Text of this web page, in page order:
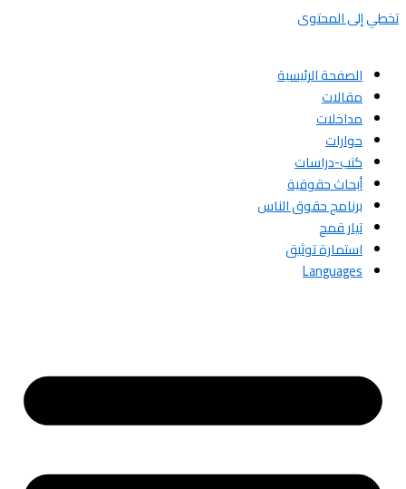
تخطي إلى المحتوى
الصفحة الرئيسية
مقالات
مداخلات
حوارات
كتب-دراسات
أبحاث حقوقية
برنامج حقوق الناس
تيار قمح
استمارة توثيق
Languages